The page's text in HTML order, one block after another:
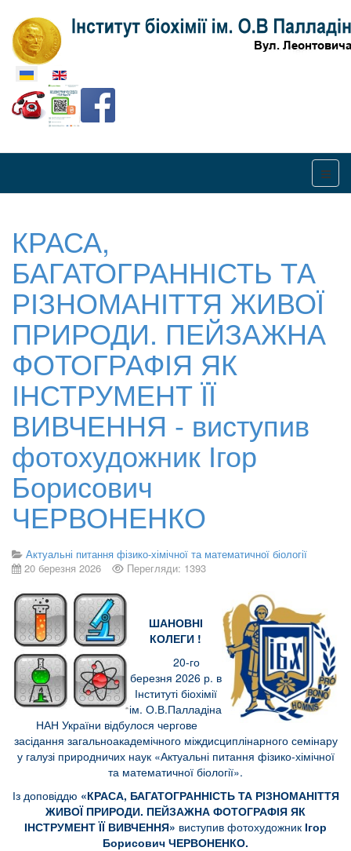
Оберіть свою мову
КРАСА,
БАГАТОГРАННІСТЬ ТА
РІЗНОМАНІТТЯ ЖИВОЇ
ПРИРОДИ. ПЕЙЗАЖНА
ФОТОГРАФІЯ ЯК
ІНСТРУМЕНТ ЇЇ
ВИВЧЕННЯ - виступив
фотохудожник Ігор
Борисович
ЧЕРВОНЕНКО
Актуальні питання фізико-хімічної та математичної біології
20 березня 2026
Перегляди: 1393
ШАНОВНІ
КОЛЕГИ !
20-го
березня 2026 р. в
Інституті біохімії
ім. О.В.Палладіна
НАН України відбулося чергове
засідання загальноакадемічного міждисциплінарного семінару
у галузі природничих наук «Актуальні питання фізико-хімічної
та математичної біології».
Із доповіддю «КРАСА, БАГАТОГРАННІСТЬ ТА РІЗНОМАНІТТЯ
ЖИВОЇ ПРИРОДИ. ПЕЙЗАЖНА ФОТОГРАФІЯ ЯК
ІНСТРУМЕНТ ЇЇ ВИВЧЕННЯ» виступив фотохудожник Ігор
Борисович ЧЕРВОНЕНКО.